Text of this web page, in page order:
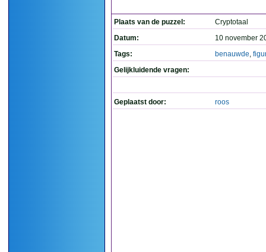
Plaats van de puzzel:
Cryptotaal
Datum:
10 november
Tags:
benauwde,
Gelijkluidende vragen:
Geplaatst door: roos